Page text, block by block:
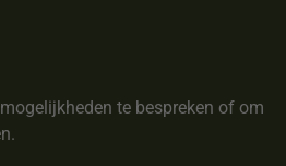
te bespreken of om